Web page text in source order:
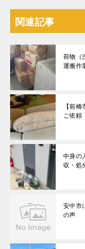
関連記事
荷物（
運搬作
【前
ご依
中身の
収・処
安中市
の声